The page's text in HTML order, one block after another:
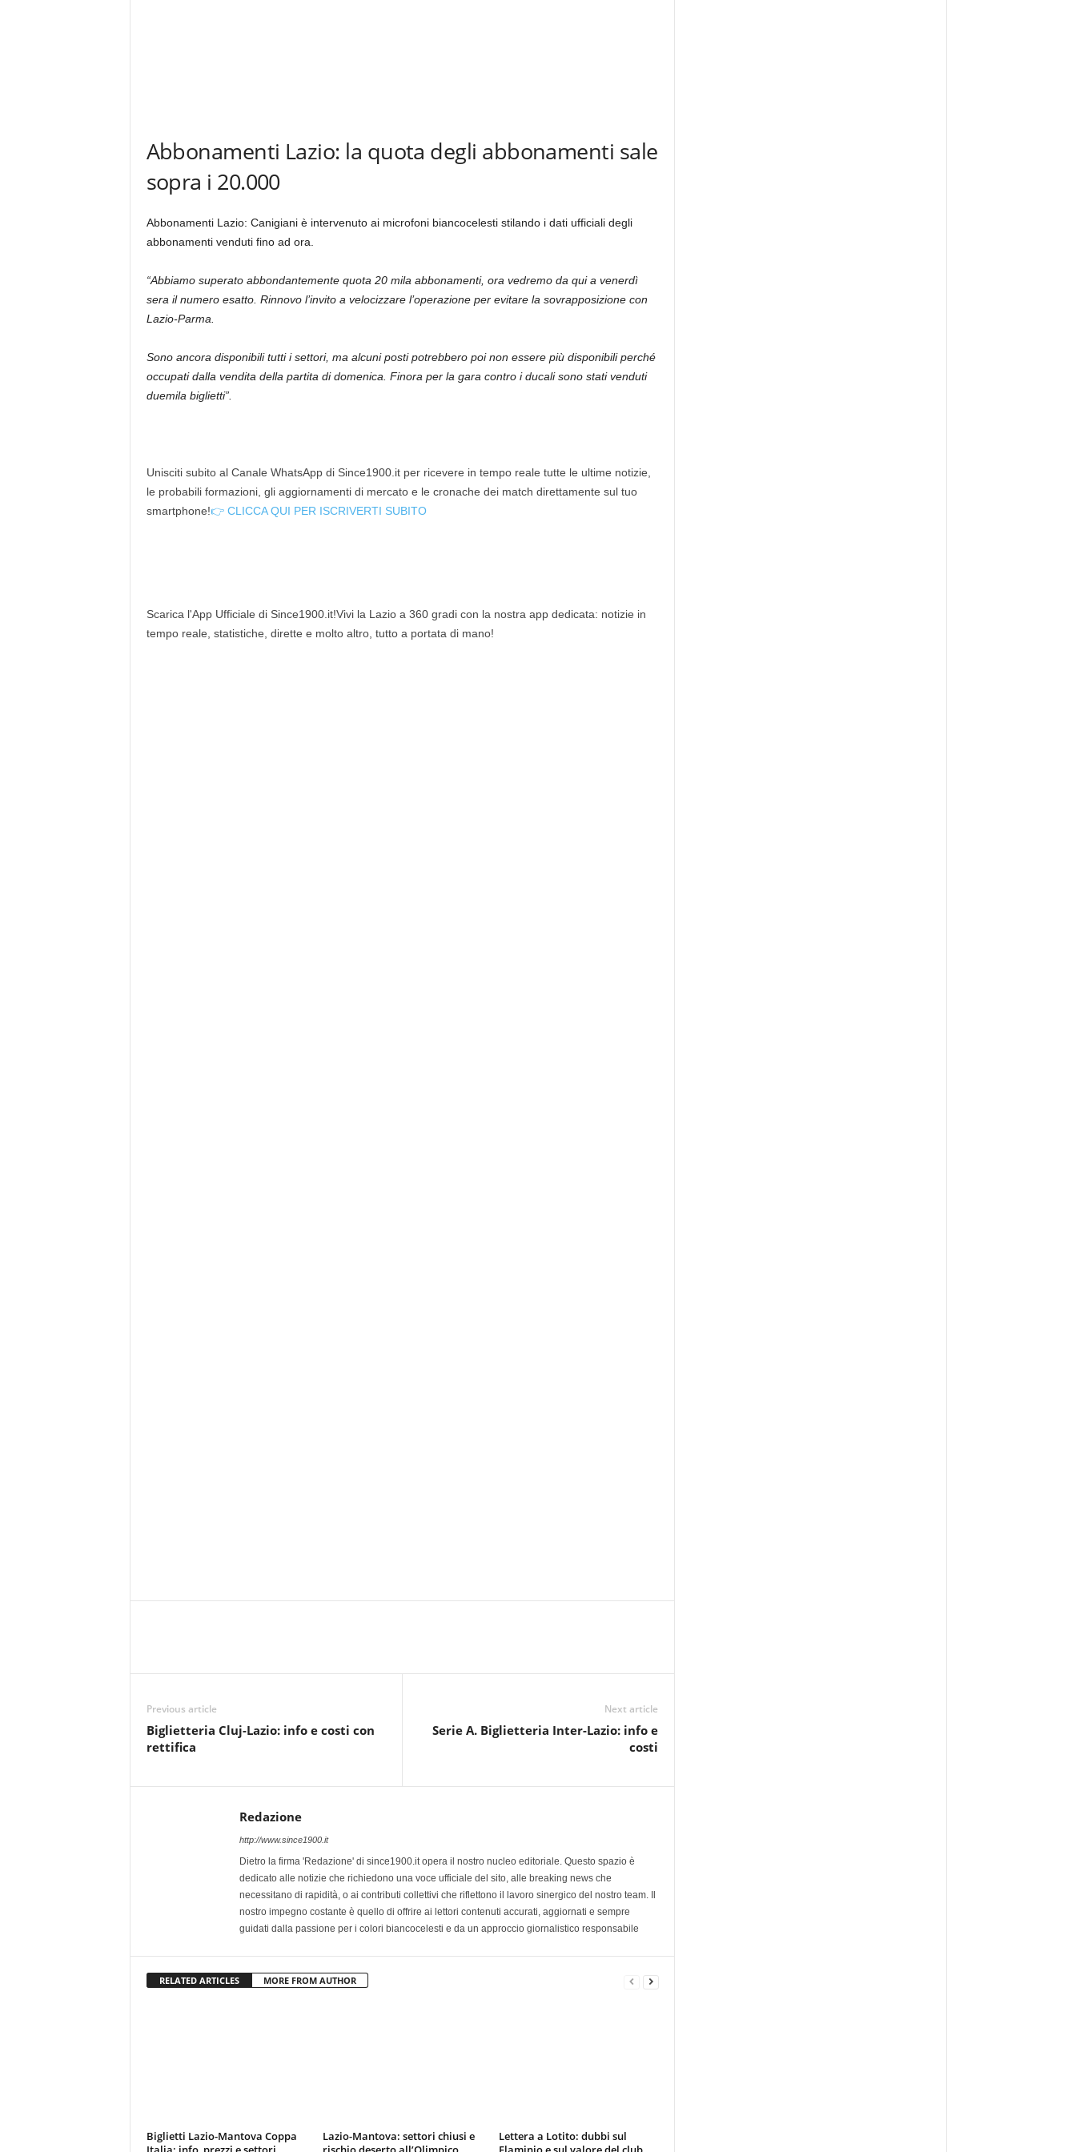
Abbonamenti Lazio: la quota degli abbonamenti sale
sopra i 20.000
Abbonamenti Lazio: Canigiani è intervenuto ai microfoni biancocelesti stilando i dati ufficiali degli
abbonamenti venduti fino ad ora.
“Abbiamo superato abbondantemente quota 20 mila abbonamenti, ora vedremo da qui a venerdì
sera il numero esatto. Rinnovo l’invito a velocizzare l’operazione per evitare la sovrapposizione con
Lazio-Parma.
Sono ancora disponibili tutti i settori, ma alcuni posti potrebbero poi non essere più disponibili perché
occupati dalla vendita della partita di domenica. Finora per la gara contro i ducali sono stati venduti
duemila biglietti”.
Unisciti subito al Canale WhatsApp di Since1900.it per ricevere in tempo reale tutte le ultime notizie,
le probabili formazioni, gli aggiornamenti di mercato e le cronache dei match direttamente sul tuo
smartphone!👉 CLICCA QUI PER ISCRIVERTI SUBITO
Scarica l'App Ufficiale di Since1900.it!Vivi la Lazio a 360 gradi con la nostra app dedicata: notizie in
tempo reale, statistiche, dirette e molto altro, tutto a portata di mano!
Previous article
Biglietteria Cluj-Lazio: info e costi con
rettifica
Next article
Serie A. Biglietteria Inter-Lazio: info e
costi
Redazione
http://www.since1900.it
Dietro la firma 'Redazione' di since1900.it opera il nostro nucleo editoriale. Questo spazio è
dedicato alle notizie che richiedono una voce ufficiale del sito, alle breaking news che
necessitano di rapidità, o ai contributi collettivi che riflettono il lavoro sinergico del nostro team. Il
nostro impegno costante è quello di offrire ai lettori contenuti accurati, aggiornati e sempre
guidati dalla passione per i colori biancocelesti e da un approccio giornalistico responsabile
RELATED ARTICLES MORE FROM AUTHOR
Biglietti Lazio-Mantova Coppa
Lazio-Mantova: settori chiusi e
Lettera a Lotito: dubbi sul